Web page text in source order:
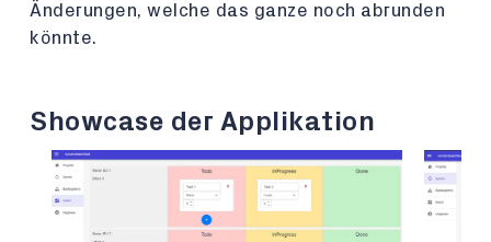
Änderungen, welche das ganze noch abrunden
könnte.
Showcase der Applikation